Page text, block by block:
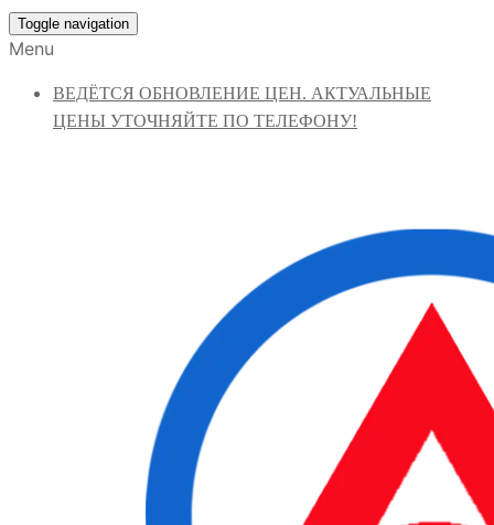
Toggle navigation
Menu
ВЕДЁТСЯ ОБНОВЛЕНИЕ ЦЕН. АКТУАЛЬНЫЕ
ЦЕНЫ УТОЧНЯЙТЕ ПО ТЕЛЕФОНУ!